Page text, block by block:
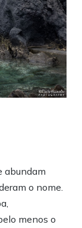
abundam
o nome.
menos o